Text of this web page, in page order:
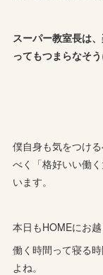
スーパー教室長は
ってもつまらなそう
僕自身も気をつけ
べく「格好いい働
います。
本日もHOMEにお
働く時間って寝る
よね。